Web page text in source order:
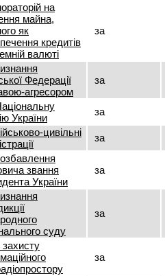
на
майна,
як
кредитів
валюті
за
Федерації
агресором
за
України
за
цивільні
за
звання
України
за
суду
за
за